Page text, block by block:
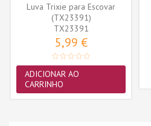
Luva Trixie para Escovar
(TX23391)
TX23391
5,99 €
ADICIONAR AO
CARRINHO